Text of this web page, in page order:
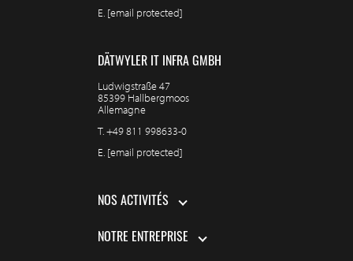
E. [email protected]
DÄTWYLER IT INFRA GMBH
Ludwigstraße 47
85399 Hallbergmoos
Allemagne
T.+49 811 998633-0
E. [email protected]
NOS ACTIVITÉS
NOTRE ENTREPRISE